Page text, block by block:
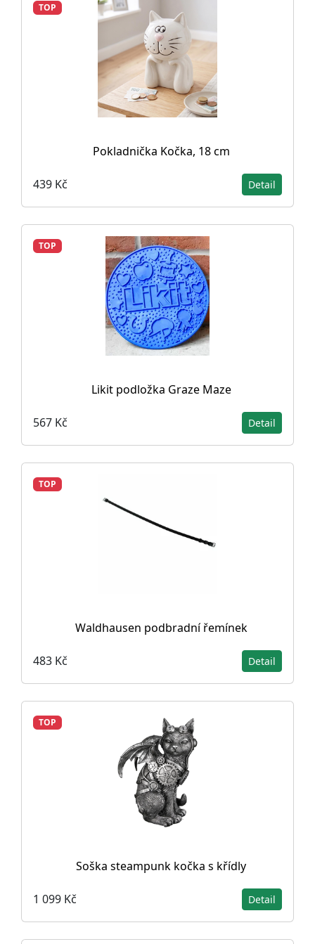
TOP
Pokladnička Kočka, 18 cm
439 Kč Detail
TOP
Likit podložka Graze Maze
567 Kč Detail
TOP
Waldhausen podbradní řemínek
483 Kč Detail
TOP
Soška steampunk kočka s křídly
1 099 Kč Detail